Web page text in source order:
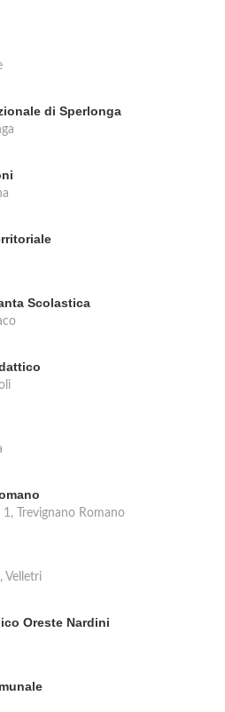
di Sperlonga
Scolastica
Trevignano Romano
Velletri
Oreste Nardini